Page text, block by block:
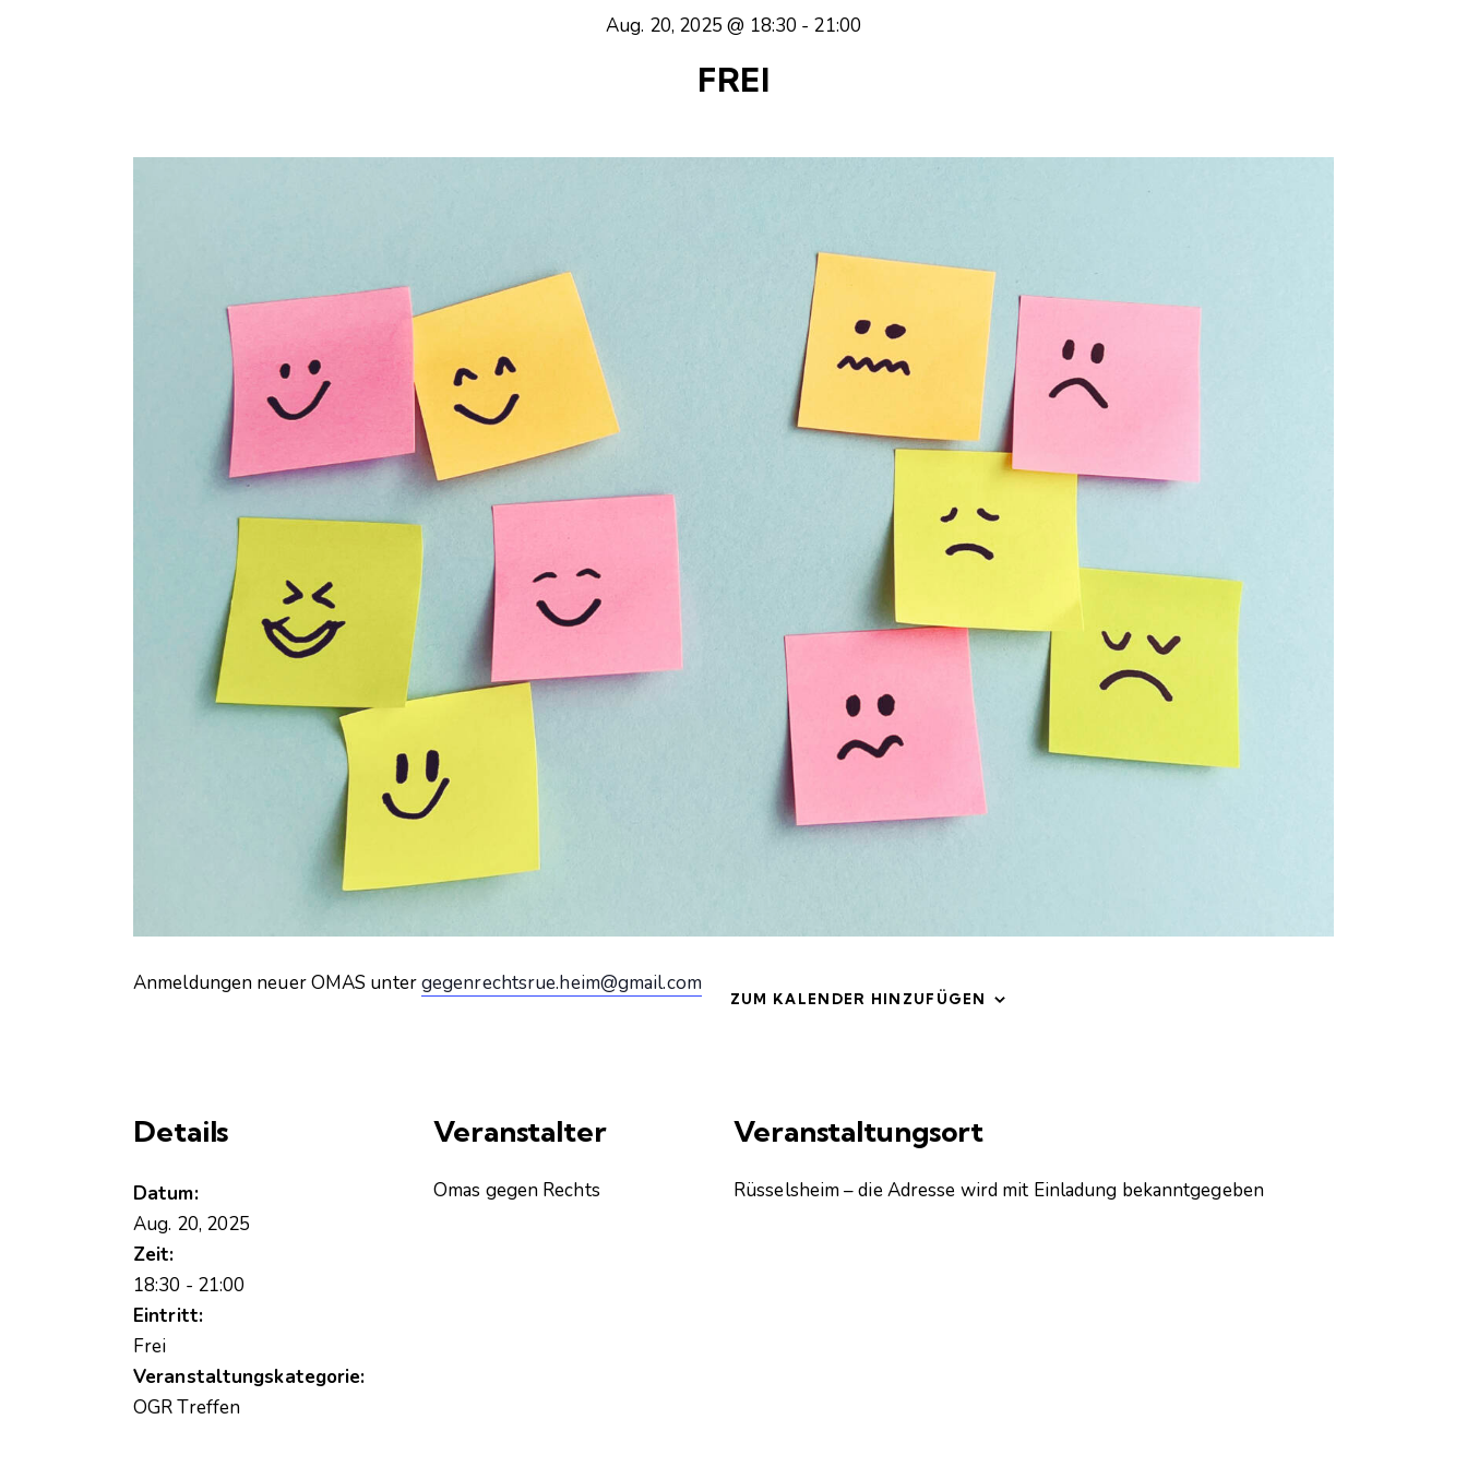
Aug. 20, 2025 @ 18:30 - 21:00
FREI
Anmeldungen neuer OMAS untergegenrechtsrue.heim@gmail.com
ZUM KALENDER HINZUFÜGEN
Details
Datum:
Aug. 20, 2025
Zeit:
18:30 - 21:00
Eintritt:
Frei
Veranstaltungskategorie:
OGR Treffen
Veranstalter
Omas gegen Rechts
Veranstaltungsort
Rüsselsheim – die Adresse wird mit Einladung bekanntgegeben